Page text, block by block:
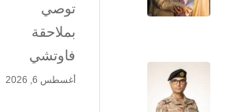
توصي
بملاحقة
فاوتشي
أغسطس 6, 2026